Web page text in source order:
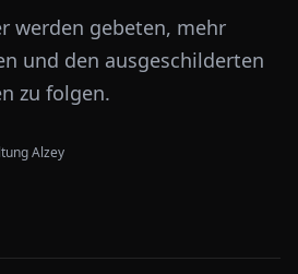
werden gebeten, mehr
und den ausgeschilderten
zu folgen.
Alzey